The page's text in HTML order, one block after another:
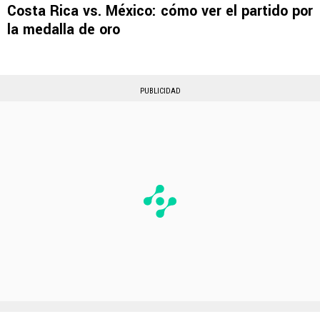
Costa Rica vs. México: cómo ver el partido por
la medalla de oro
PUBLICIDAD